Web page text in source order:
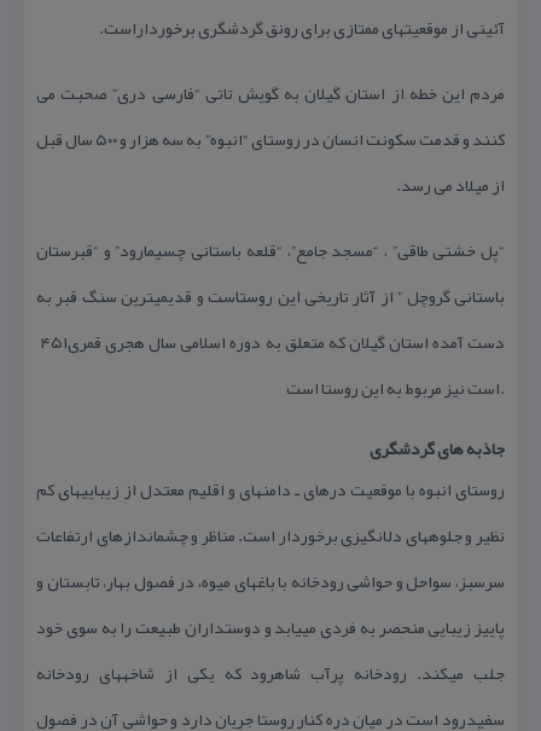
آئینی از موقعیتهای ممتازی برای رونق گردشگری برخورداراست.
مردم این خطه از استان گیلان به گویش تاتی “فارسی دری” صحبت می
كنند و قدمت سكونت انسان در روستای “انبوه” به سه هزار و ۵۰۰ سال قبل
از میلاد می رسد.
“پل خشتی طاقی” ، “مسجد جامع”، “قلعه باستانی چسیمارود” و “قبرستان
باستانی گروچل ” از آثار تاریخی این روستاست و قدیمیترین سنگ قبر به
دست آمده استان گیلان كه متعلق به دوره اسلامی سال ‪ ۴۵۱هجری قمری
است نیز مربوط به این روستا است.
جاذبه‏ های گردشگری
روستای انبوه با موقعیت دره‏ای ـ دامنه‏ای و اقلیم معتدل از زیبایی‏های كم
نظیر و جلوه‏های دل‏انگیزی برخوردار است. مناظر و چشم‏اندازهای ارتفاعات
سرسبز، سواحل و حواشی رودخانه با باغ‏های میوه، در فصول بهار، تابستان و
پاییز زیبایی منحصر به فردی می‏یابد و دوستداران طبیعت را به سوی خود
جلب می‏كند. رودخانه پرآب شاهرود كه یكی از شاخه‏های رودخانه
سفیدرود است در میان دره كنار روستا جریان دارد و حواشی آن در فصول